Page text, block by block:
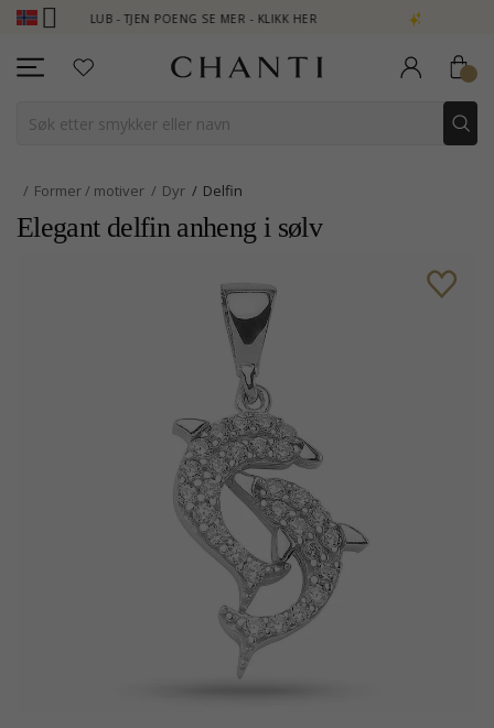
CLUB - TJEN POENG SE MER - KLIKK HER NEW COLLECTION |
Former / motiver Dyr Delfin
Elegant delfin anheng i sølv